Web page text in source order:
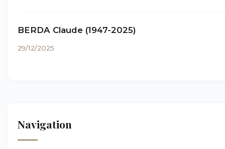
BERDA Claude (1947-2025)
29/12/2025
Navigation